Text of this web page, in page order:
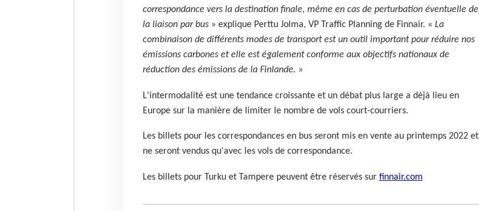
correspondance vers la destination finale, même en cas de perturbation éventuelle de
la liaison par bus» explique Perttu Jolma, VP Traffic Planning de Finnair. « La
combinaison de différents modes de transport est un outil important pour réduire nos
émissions carbones et elle est également conforme aux objectifs nationaux de
réduction des émissions de la Finlande. »
L'intermodalité est une tendance croissante et un débat plus large a déjà lieu en
Europe sur la manière de limiter le nombre de vols court-courriers.
Les billets pour les correspondances en bus seront mis en vente au printemps 2022 et
ne seront vendus qu'avec les vols de correspondance.
Les billets pour Turku et Tampere peuvent être réservés sur finnair.com